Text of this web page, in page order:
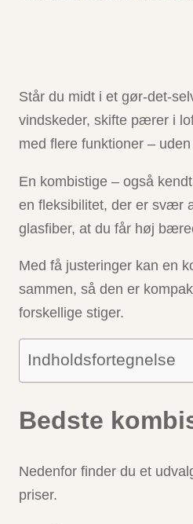
Står du midt i et gør-det-
vindskeder, skifte pærer i
med flere funktioner –
En kombistige – også
en fleksibilitet, der er svær
glasfiber, at du får høj
Med få justeringer kan en
sammen, så den er
forskellige stiger.
Indholdsfortegnelse
Bedste
Nedenfor finder du et
priser.